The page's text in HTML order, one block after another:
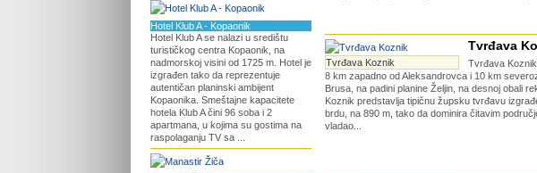
Hotel Klub A - Kopaonik
Hotel Klub A se nalazi u središtu
turističkog centra Kopaonik, na
nadmorskoj visini od 1725 m. Hotel je
izgrađen tako da reprezentuje
autentičan planinski ambijent
Kopaonika. Smeštajne kapacitete
hotela Klub A čini 96 soba i 2
apartmana, u kojima su gostima na
raspolaganju TV sa ...
Tvrđava Koznik
Tvrđava
Tvrđava
8 km zapadno od Aleksandrovca i 10 km
Brusa, na padini planine Željin, na desnoj obali
Koznik predstavlja tipičnu župsku tvrđavu
brdu, na 890 m, tako da dominira čitavim
vladao...